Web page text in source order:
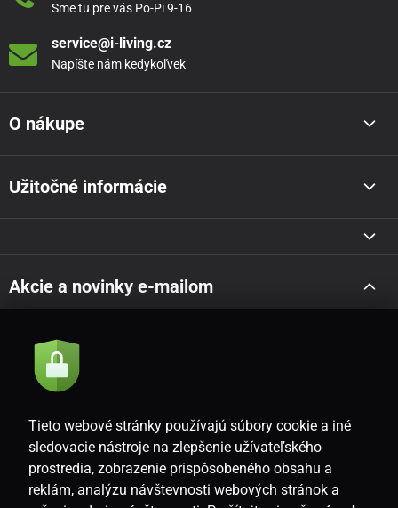
Sme tu pre vás Po-Pi 9-16
service@i-living.cz
Napíšte nám kedykoľvek
O nákupe
Užitočné informácie
Akcie a novinky e-mailom
Súhlasím so
SK
Tieto webové stránky používajú súbory cookie a iné
sledovacie nástroje na zlepšenie užívateľského
prostredia, zobrazenie prispôsobeného obsahu a
reklám, analýzu návštevnosti webových stránok a